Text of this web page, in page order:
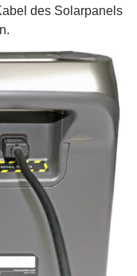
des Solarpanels